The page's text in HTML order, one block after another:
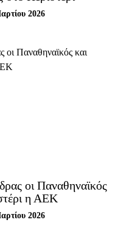
2026
οι Παναθηναϊκός
η ΑΕΚ
2026